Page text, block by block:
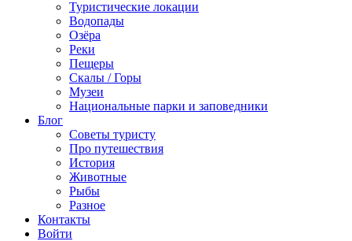
Туристические локации
Водопады
Озёра
Реки
Пещеры
Скалы / Горы
Музеи
Национальные парки и заповедники
Блог
Советы туристу
Про путешествия
История
Животные
Рыбы
Разное
Контакты
Войти